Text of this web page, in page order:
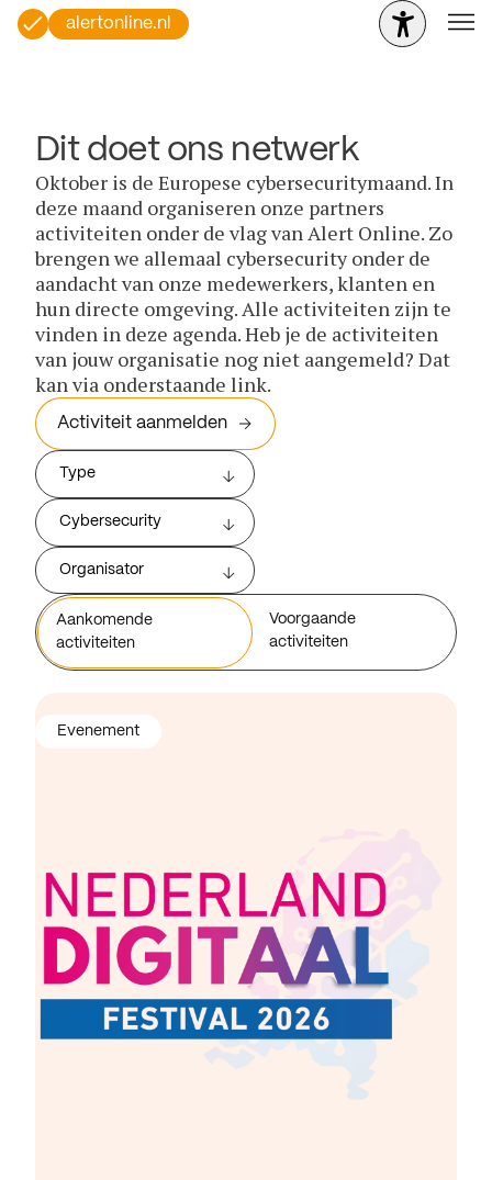
alertonline.nl
Dit doet ons netwerk
Oktober is de Europese cybersecuritymaand. In
deze maand organiseren onze partners
activiteiten onder de vlag van Alert Online. Zo
brengen we allemaal cybersecurity onder de
aandacht van onze medewerkers, klanten en
hun directe omgeving. Alle activiteiten zijn te
vinden in deze agenda. Heb je de activiteiten
van jouw organisatie nog niet aangemeld? Dat
kan via onderstaande link.
Activiteit aanmelden
Type
Cybersecurity
Organisator
Aankomende
activiteiten
Voorgaande
activiteiten
Evenement